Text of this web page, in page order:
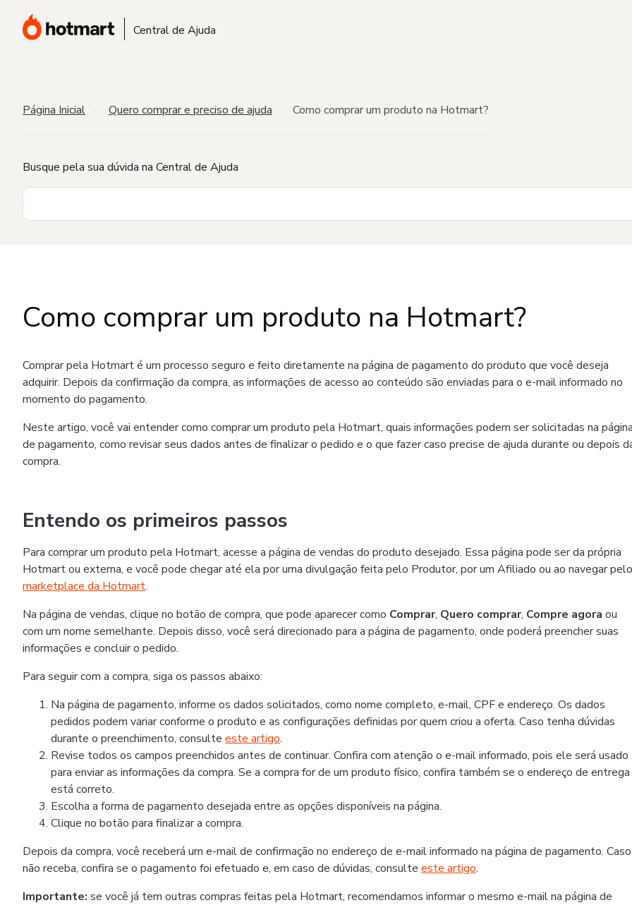
Central de Ajuda
Página Inicial Quero comprar e preciso de ajuda Como comprar um produto na Hotmart?
Busque pela sua dúvida na Central de Ajuda
Como comprar um produto na Hotmart?
Comprar pela Hotmart é um processo seguro e feito diretamente na página de pagamento do produto que você deseja
adquirir. Depois da confirmação da compra, as informações de acesso ao conteúdo são enviadas para o e-mail informado no
momento do pagamento.
Neste artigo, você vai entender como comprar um produto pela Hotmart, quais informações podem ser solicitadas na
de pagamento, como revisar seus dados antes de finalizar o pedido e o que fazer caso precise de ajuda durante ou depois
compra.
Entendo os primeiros passos
Para comprar um produto pela Hotmart, acesse a página de vendas do produto desejado. Essa página pode ser da própria
Hotmart ou externa, e você pode chegar até ela por uma divulgação feita pelo Produtor, por um Afiliado ou ao navegar pelo
marketplace da Hotmart.
Na página de vendas, clique no botão de compra, que pode aparecer como Comprar, Quero comprar, Compre agora ou
com um nome semelhante. Depois disso, você será direcionado para a página de pagamento, onde poderá preencher suas
informações e concluir o pedido.
Para seguir com a compra, siga os passos abaixo:
Na página de pagamento, informe os dados solicitados, como nome completo, e-mail, CPF e endereço. Os dados
pedidos podem variar conforme o produto e as configurações definidas por quem criou a oferta. Caso tenha dúvidas
durante o preenchimento, consulte este artigo.
Revise todos os campos preenchidos antes de continuar. Confira com atenção o e-mail informado, pois ele será usado
para enviar as informações da compra. Se a compra for de um produto físico, confira também se o endereço de entrega
está correto.
Escolha a forma de pagamento desejada entre as opções disponíveis na página.
Clique no botão para finalizar a compra.
Depois da compra, você receberá um e-mail de confirmação no endereço de e-mail informado na página de pagamento. Caso
não receba, confira se o pagamento foi efetuado e, em caso de dúvidas, consulte este artigo.
Importante: se você já tem outras compras feitas pela Hotmart, recomendamos informar o mesmo e-mail na página de